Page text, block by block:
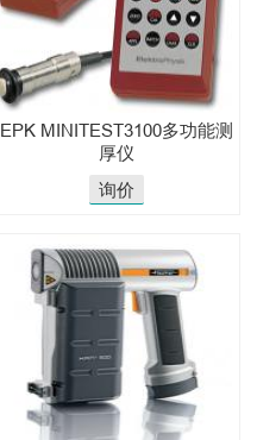
EPK MINITEST3100多功能测
厚仪
询价